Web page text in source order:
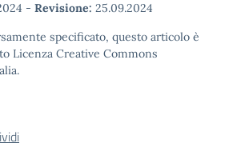
- Revisione: 25.09.2024
specificato, questo articolo è
Licenza Creative Commons